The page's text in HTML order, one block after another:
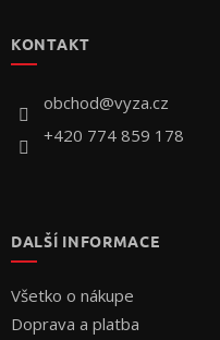
KONTAKT
obchod@vyza.cz
+420 774 859 178
DALŠÍ INFORMACE
Všetko o nákupe
Doprava a platba